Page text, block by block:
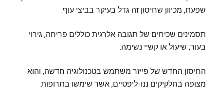
שפעת, מכיוון שחיסון זה גדל בעיקר בביצי עוף.
תסמינים שכיחים של תגובה אלרגית כוללים פריחה, גירוי
בעור, שיעול או קשיי נשימה.
החיסון החדש של פייזר משתמש בטכנולוגיה חדשה, והוא
מצופה בחלקיקים ננו-ליפטיים, אשר שימשו בתרופות.